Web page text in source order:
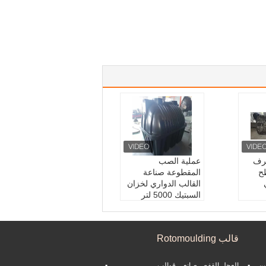
عملية الصب
المقطوعة صناعة
القالب الدواري لخزان
السبتيك 5000 لتر
Weight:2.5kg
Home
قالب Rotomoulding